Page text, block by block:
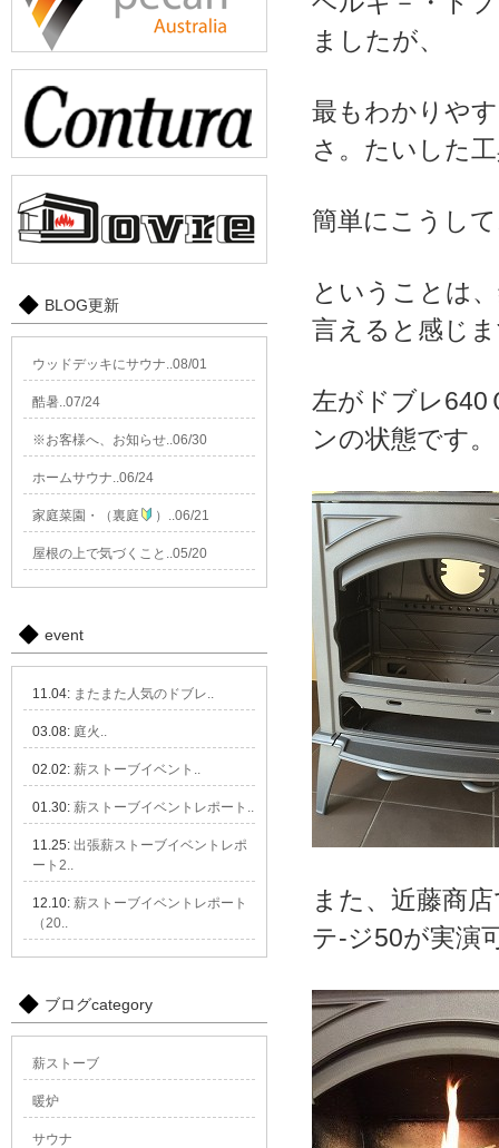
ましたが、
最もわかりや
さ。たいした
簡単にこうし
ということは
言えると感じ
左がドブレ640
ンの状態です。
また、近藤商
テ-ジ50が実演
BLOG更新
ウッドデッキにサウナ..08/01
酷暑..07/24
※お客様へ、お知らせ..06/30
ホームサウナ..06/24
家庭菜園・（裏庭 ）..06/21
屋根の上で気づくこと..05/20
event
11.04: またまた人気のドブレ..
03.08: 庭火..
02.02: 薪ストーブイベント..
01.30: 薪ストーブイベントレポート..
11.25: 出張薪ストーブイベントレポ
ート2..
12.10: 薪ストーブイベントレポート
（20..
ブログcategory
薪ストーブ
暖炉
サウナ